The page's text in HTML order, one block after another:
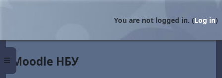
Side panel
You are not logged in. (Log in)
Moodle НБУ